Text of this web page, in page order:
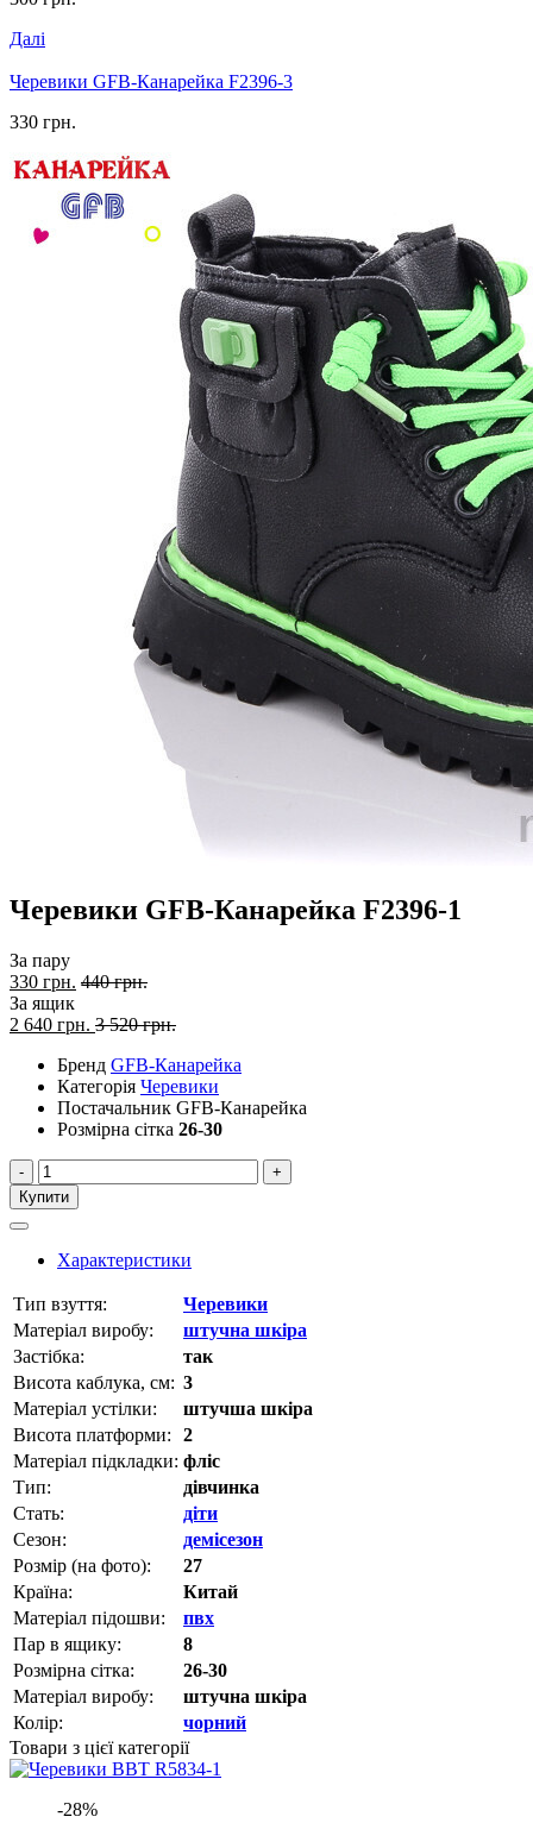
Далі
Черевики GFB-Канарейка F2396-3
330 грн.
Черевики GFB-Канарейка F2396-1
За пару
330 грн. 440 грн.
За ящик
2 640 грн. 3 520 грн.
Бренд GFB-Канарейка
Категорія Черевики
Постачальник GFB-Канарейка
Розмірна сітка 26-30
-
+
Купити
Характеристики
Тип взуття:
Черевики
Матеріал виробу:
штучна шкіра
Застібка:
так
Висота каблука, см: 3
Матеріал устілки:
штучша шкіра
Висота платформи:
2
Матеріал підкладки: фліс
Тип:
дівчинка
Стать:
діти
Сезон:
демісезон
Розмір (на фото):
27
Країна:
Китай
Матеріал підошви:
пвх
Пар в ящику:
8
Розмірна сітка:
26-30
Матеріал виробу:
штучна шкіра
Колір:
чорний
Товари з цієї категорії
-28%